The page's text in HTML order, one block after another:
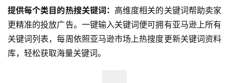
提供每个类目的热搜关键词： 高维度相关的关键词帮助卖家
更精准的投放广告。一键输入关键词便可拥有亚马逊上所有
关键词列表，每周依照亚马逊市场上热搜度更新关键词资料
库，轻松获取海量关键词。